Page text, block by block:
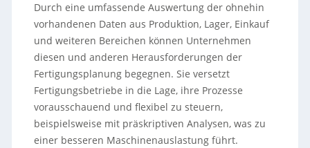
Durch eine umfassende Auswertung der ohnehin
vorhandenen Daten aus Produktion, Lager, Einkauf
und weiteren Bereichen können Unternehmen
diesen und anderen Herausforderungen der
Fertigungsplanung begegnen. Sie versetzt
Fertigungsbetriebe in die Lage, ihre Prozesse
vorausschauend und flexibel zu steuern,
beispielsweise mit präskriptiven Analysen, was zu
einer besseren Maschinenauslastung führt.